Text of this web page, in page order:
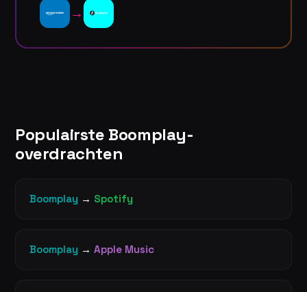
→
Populairste Boomplay-
overdrachten
Boomplay → Spotify
Boomplay → Apple Music